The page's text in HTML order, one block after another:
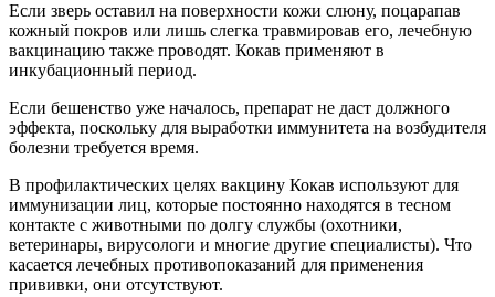
Если зверь оставил на поверхности кожи слюну, поцарапав
кожный покров или лишь слегка травмировав его, лечебную
вакцинацию также проводят. Кокав применяют в
инкубационный период.
Если бешенство уже началось, препарат не даст должного
эффекта, поскольку для выработки иммунитета на возбудителя
болезни требуется время.
В профилактических целях вакцину Кокав используют для
иммунизации лиц, которые постоянно находятся в тесном
контакте с животными по долгу службы (охотники,
ветеринары, вирусологи и многие другие специалисты). Что
касается лечебных противопоказаний для применения
прививки, они отсутствуют.